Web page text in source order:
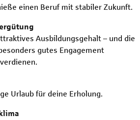
einen Beruf mit stabiler Zukunft.
Ausbildungsgehalt – und die
gutes Engagement
Urlaub für deine Erholung.